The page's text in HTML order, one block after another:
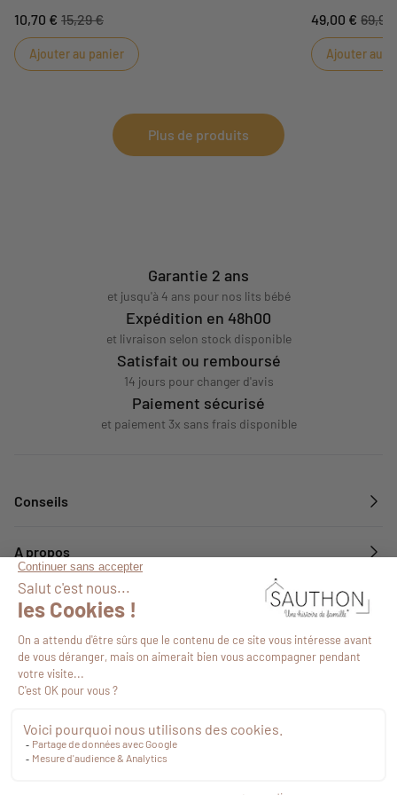
les pieds au chaud et pourra s'amuser avec les
petites feuilles des pommes.
10,70 € 15,29 €
Ajouter au panier
s'éveiller avec
ses différents
son parc et
dans le plus
49,00 € 69,99
Ajouter au
Plus de produits
Garantie 2 ans
et jusqu'à 4 ans pour nos lits bébé
Expédition en 48h00
et livraison selon stock disponible
Satisfait ou remboursé
14 jours pour changer d'avis
Paiement sécurisé
et paiement 3x sans frais disponible
Conseils
A propos
Services
Suivez-nous